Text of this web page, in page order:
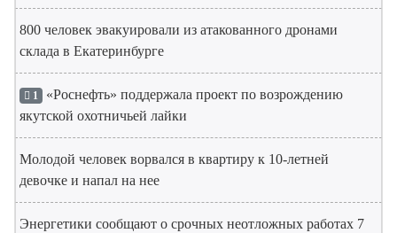
800 человек эвакуировали из атакованного дронами
склада в Екатеринбурге
1 «Роснефть» поддержала проект по возрождению
якутской охотничьей лайки
Молодой человек ворвался в квартиру к 10-летней
девочке и напал на нее
Энергетики сообщают о срочных неотложных работах 7